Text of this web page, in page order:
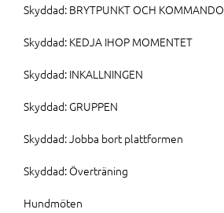
Skyddad: BRYTPUNKT OCH KOMMANDO
Skyddad: KEDJA IHOP MOMENTET
Skyddad: INKALLNINGEN
Skyddad: GRUPPEN
Skyddad: Jobba bort plattformen
Skyddad: Överträning
Hundmöten